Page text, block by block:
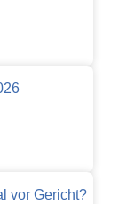
vor Gericht?